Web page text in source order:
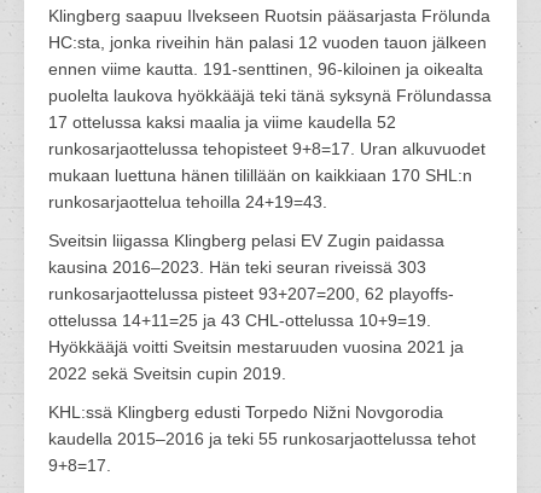
Klingberg saapuu Ilvekseen Ruotsin pääsarjasta Frölunda
HC:sta, jonka riveihin hän palasi 12 vuoden tauon jälkeen
ennen viime kautta. 191-senttinen, 96-kiloinen ja oikealta
puolelta laukova hyökkääjä teki tänä syksynä Frölundassa
17 ottelussa kaksi maalia ja viime kaudella 52
runkosarjaottelussa tehopisteet 9+8=17. Uran alkuvuodet
mukaan luettuna hänen tilillään on kaikkiaan 170 SHL:n
runkosarjaottelua tehoilla 24+19=43.
Sveitsin liigassa Klingberg pelasi EV Zugin paidassa
kausina 2016–2023. Hän teki seuran riveissä 303
runkosarjaottelussa pisteet 93+207=200, 62 playoffs-
ottelussa 14+11=25 ja 43 CHL-ottelussa 10+9=19.
Hyökkääjä voitti Sveitsin mestaruuden vuosina 2021 ja
2022 sekä Sveitsin cupin 2019.
KHL:ssä Klingberg edusti Torpedo Nižni Novgorodia
kaudella 2015–2016 ja teki 55 runkosarjaottelussa tehot
9+8=17.